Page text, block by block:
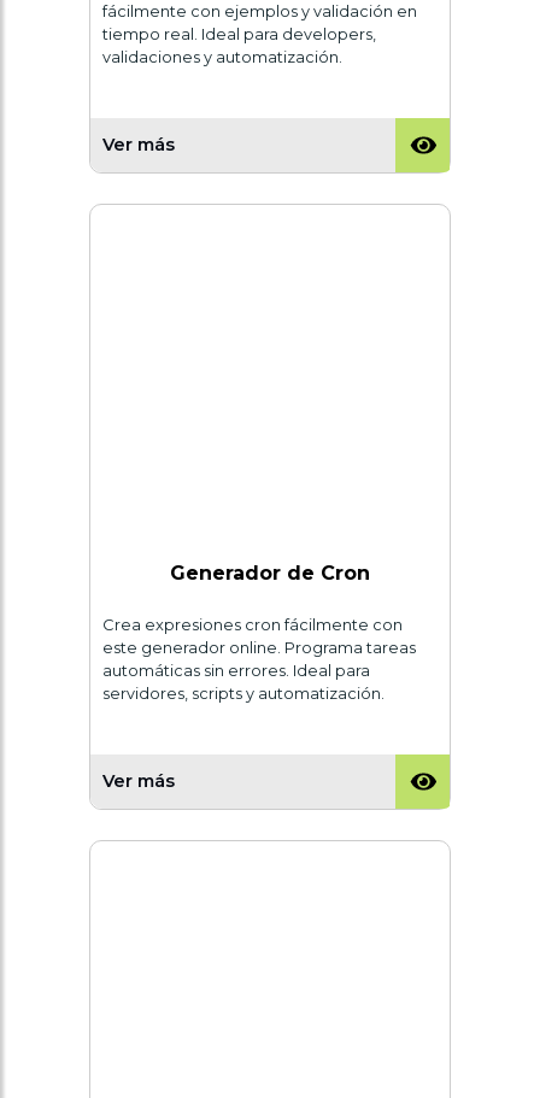
fácilmente con ejemplos y validación en
tiempo real. Ideal para developers,
validaciones y automatización.
Ver más
Generador de Cron
Crea expresiones cron fácilmente con
este generador online. Programa tareas
automáticas sin errores. Ideal para
servidores, scripts y automatización.
Ver más